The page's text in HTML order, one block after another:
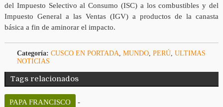
del Impuesto Selectivo al Consumo (ISC) a los combustibles y del
Impuesto General a las Ventas (IGV) a productos de la canasta
básica a fin de aminorar el impacto.
Categoría: CUSCO EN PORTADA, MUNDO, PERÚ, ULTIMAS
NOTICIAS
Tags relacionados
PAPA FRANCISCO -